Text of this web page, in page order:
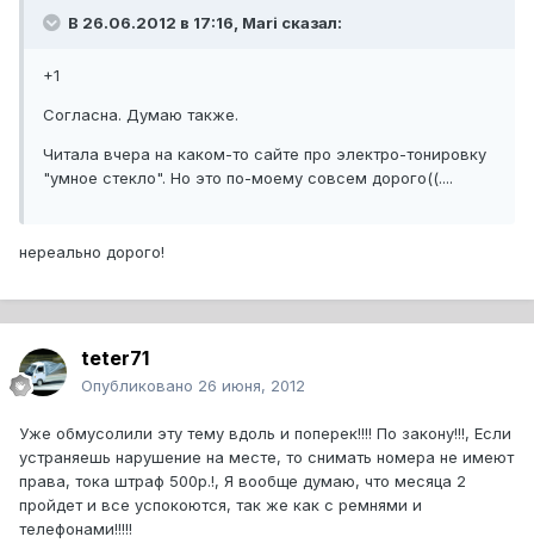
В 26.06.2012 в 17:16, Mari сказал:
+1
Согласна. Думаю также.
Читала вчера на каком-то сайте про электро-тонировку
"умное стекло". Но это по-моему совсем дорого((....
нереально дорого!
teter71
Опубликовано 26 июня, 2012
Уже обмусолили эту тему вдоль и поперек!!!! По закону!!!, Если
устраняешь нарушение на месте, то снимать номера не имеют
права, тока штраф 500р.!, Я вообще думаю, что месяца 2
пройдет и все успокоются, так же как с ремнями и
телефонами!!!!!